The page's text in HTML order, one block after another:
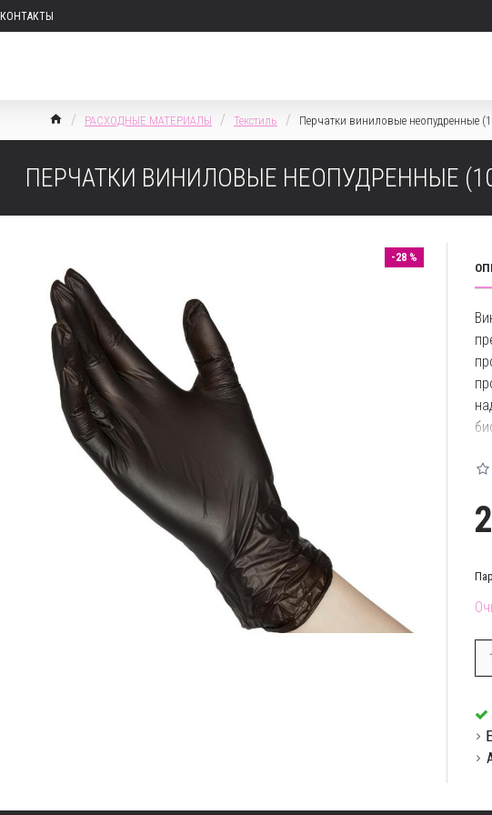
КОНТАКТЫ
РАСХОДНЫЕ МАТЕРИАЛЫ Текстиль Перчатки виниловые неопудренные
ПЕРЧАТКИ ВИНИЛОВЫЕ НЕОПУДРЕННЫЕ
-28 %